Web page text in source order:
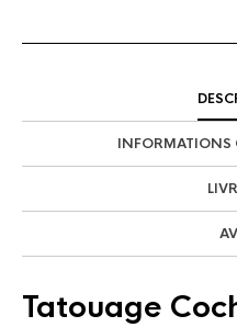
INFORMATIONS
Tatouage